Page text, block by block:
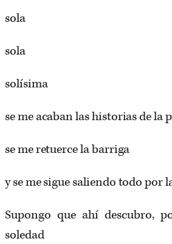
sola
sola
solísima
se me acaban las historias de la
se me retuerce la barriga
y se me sigue saliendo todo por
Supongo que ahí descubro,
soledad